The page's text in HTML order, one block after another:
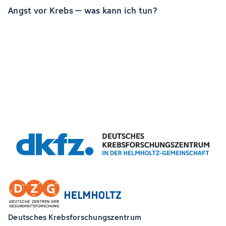
Angst vor Krebs – was kann ich tun?
Deutsches Krebsforschungszentrum